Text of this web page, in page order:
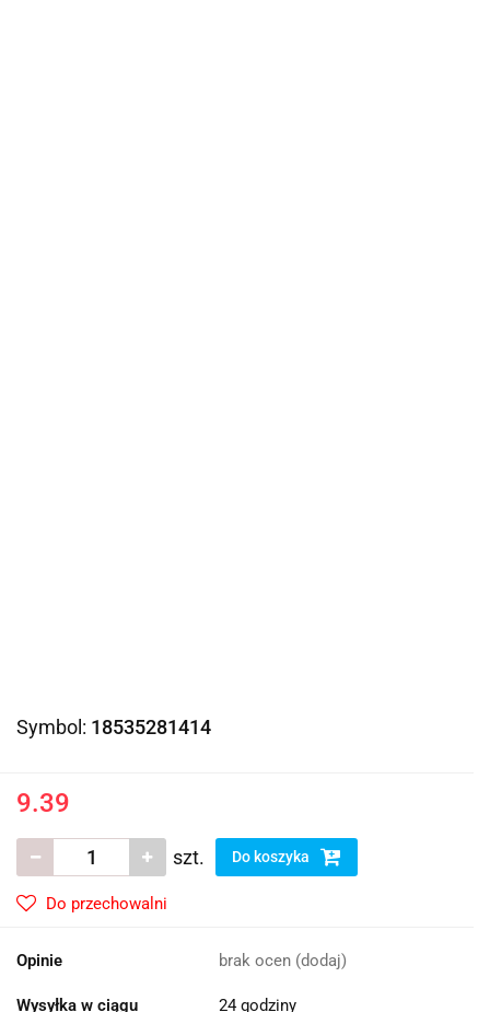
Symbol: 18535281414
9.39
szt. Do koszyka
Do przechowalni
Opinie brak ocen (dodaj)
Wysyłka w ciągu 24 godziny